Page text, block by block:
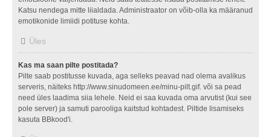
Katsu nendega mitte liialdada. Administraator on võib-olla ka määranud
emotikonide limiidi potituse kohta.
Üles
Kas ma saan pilte postitada?
Pilte saab postitusse kuvada, aga selleks peavad nad olema avalikus
serveris, näiteks http://www.sinudomeen.ee/minu-pilt.gif. või sa pead
need üles laadima siia lehele. Neid ei saa kuvada oma arvutist (kui see
pole server) ja samuti parooliga kaitstud kohtadest. Piltide lisamiseks
kasuta BBkood'i.